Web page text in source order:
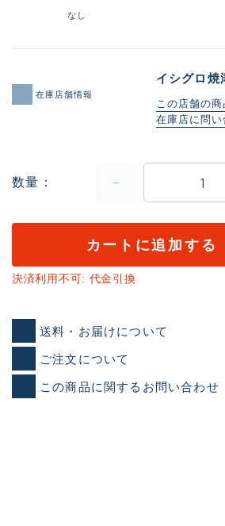
なし
在庫店舗情報
イシグロ焼
この店舗の商
在庫店に問い
数量
カートに追加する
決済利用不可: 代金引換
送料・お届けについて
ご注文について
この商品に関するお問い合わせ